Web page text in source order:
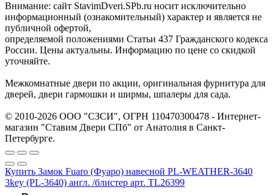
Внимание: сайт StavimDveri.SPb.ru носит исключительно
информационный (ознакомительный) характер и является не
публичной офертой,
определяемой положениями Статьи 437 Гражданского кодекса
России. Цены актуальны. Информацию по цене со скидкой
уточняйте.
Межкомнатные двери по акции, оригинальная фурнитура для
дверей, двери гармошки и ширмы, шпалеры для сада.
© 2010-2026 ООО "СЗСИ", ОГРН 110470300478 - Интернет-
магазин "Ставим Двери СПб" от Анатолия в Санкт-
Петербурге.
Купить Замок Fuaro (Фуаро) навесной PL-WEATHER-3640
3key (PL-3640) англ. /блистер арт. TL26399